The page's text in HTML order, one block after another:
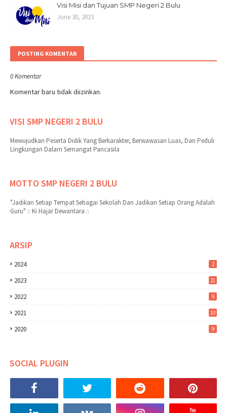
Visi Misi dan Tujuan SMP Negeri 2 Bulu
June 30, 2023
POSTING KOMENTAR
0 Komentar
Komentar baru tidak diizinkan.
VISI SMP NEGERI 2 BULU
Mewujudkan Peserta Didik Yang Berkarakter, Berwawasan Luas, Dan Peduli
Lingkungan Dalam Semangat Pancasila
MOTTO SMP NEGERI 2 BULU
"Jadikan Setiap Tempat Sebagai Sekolah Dan Jadikan Setiap Orang Adalah
Guru" :: Ki Hajar Dewantara ::
ARSIP
2024 2
2023 21
2022 9
2021 10
2020 9
SOCIAL PLUGIN